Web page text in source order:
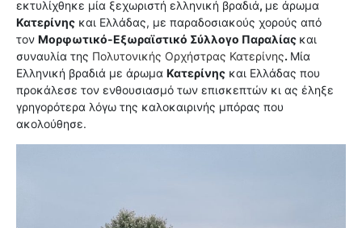
εκτυλίχθηκε μία ξεχωριστή ελληνική βραδιά, με άρωμα
Κατερίνης και Ελλάδας, με παραδοσιακούς χορούς από
τον Μορφωτικό-Εξωραϊστικό Σύλλογο Παραλίας και
συναυλία της Πολυτονικής Ορχήστρας Κατερίνης. Μία
Ελληνική βραδιά με άρωμα Κατερίνης και Ελλάδας που
προκάλεσε τον ενθουσιασμό των επισκεπτών κι ας έληξε
γρηγορότερα λόγω της καλοκαιρινής μπόρας που
ακολούθησε.